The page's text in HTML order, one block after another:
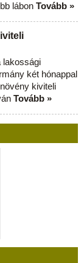
lábon Tovább »
lakossági
két hónappal
kiviteli
Tovább »